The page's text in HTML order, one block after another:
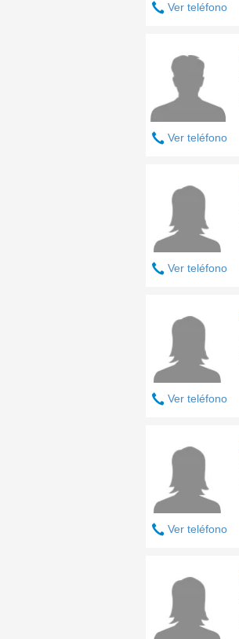
Ver teléfono
Ver teléfono
Ver teléfono
Ver teléfono
Ver teléfono